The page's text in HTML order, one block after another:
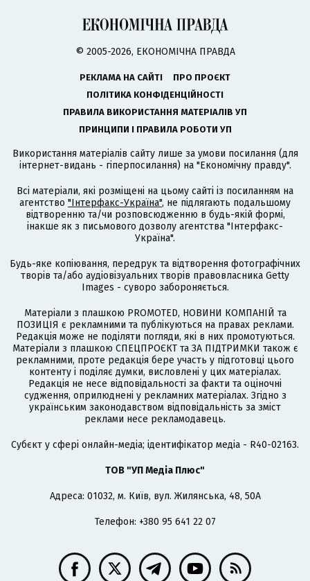
© 2005-2026, ЕКОНОМІЧНА ПРАВДА
РЕКЛАМА НА САЙТІ
ПРО ПРОЄКТ
ПОЛІТИКА КОНФІДЕНЦІЙНОСТІ
ПРАВИЛА ВИКОРИСТАННЯ МАТЕРІАЛІВ УП
ПРИНЦИПИ І ПРАВИЛА РОБОТИ УП
Використання матеріалів сайту лише за умови посилання (для
інтернет-видань - гіперпосилання) на "Економічну правду".
Всі матеріали, які розміщені на цьому сайті із посиланням на
агентство "Інтерфакс-Україна", не підлягають подальшому
відтворенню та/чи розповсюдженню в будь-якій формі,
інакше як з письмового дозволу агентства "Інтерфакс-
Україна".
Будь-яке копіювання, передрук та відтворення фотографічних
творів та/або аудіовізуальних творів правовласника Getty
Images - суворо забороняється.
Матеріали з плашкою PROMOTED, НОВИНИ КОМПАНІЙ та
ПОЗИЦІЯ є рекламними та публікуються на правах реклами.
Редакція може не поділяти погляди, які в них промотуються.
Матеріали з плашкою СПЕЦПРОЄКТ та ЗА ПІДТРИМКИ також є
рекламними, проте редакція бере участь у підготовці цього
контенту і поділяє думки, висловлені у цих матеріалах.
Редакція не несе відповідальності за факти та оціночні
судження, оприлюднені у рекламних матеріалах. Згідно з
українським законодавством відповідальність за зміст
реклами несе рекламодавець.
Cубєкт у сфері онлайн-медіа; ідентифікатор медіа - R40-02163.
ТОВ "УП Медіа Плюс"
Адреса: 01032, м. Київ, вул. Жилянська, 48, 50А
Телефон: +380 95 641 22 07